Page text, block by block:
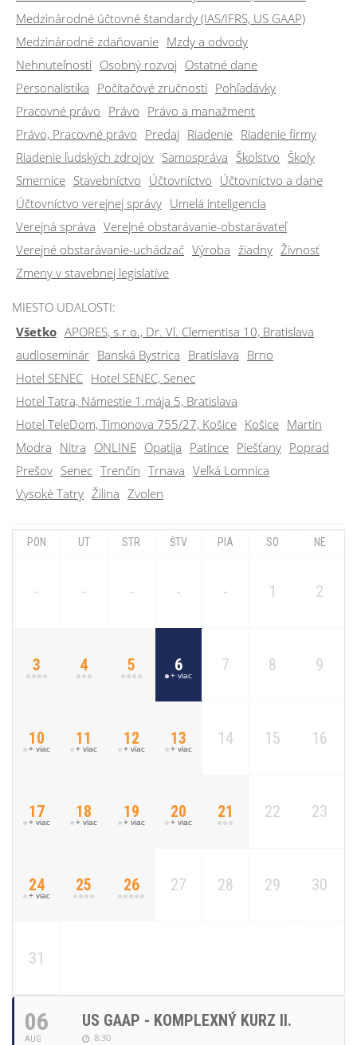
Medzinárodné účtovné štandardy (IAS/IFRS, US GAAP)
Medzinárodné zdaňovanie Mzdy a odvody
Nehnuteľnosti Osobný rozvoj Ostatné dane
Personalistika Počítačové zručnosti Pohľadávky
Pracovné právo Právo Právo a manažment
Právo, Pracovné právo Predaj Riadenie Riadenie firmy
Riadenie ľudských zdrojov Samospráva Školstvo Školy
Smernice Stavebníctvo Účtovníctvo Účtovníctvo a dane
Účtovníctvo verejnej správy Umelá inteligencia
Verejná správa Verejné obstarávanie-obstarávateľ
Verejné obstarávanie-uchádzač Výroba žiadny Živnosť
Zmeny v stavebnej legislatíve
MIESTO UDALOSTI:
Všetko APORES, s.r.o., Dr. Vl. Clementisa 10, Bratislava
audioseminár Banská Bystrica Bratislava Brno
Hotel SENEC Hotel SENEC, Senec
Hotel Tatra, Námestie 1.mája 5, Bratislava
Hotel TeleDom, Timonova 755/27, Košice Košice Martin
Modra Nitra ONLINE Opatija Patince Piešťany Poprad
Prešov Senec Trenčín Trnava Veľká Lomnica
Vysoké Tatry Žilina Zvolen
PON UT STR ŠTV PIA SO NE
- - - - - 1 2
3 4 5 6
+ viac
7 8 9
10
+ viac
11
+ viac
12
+ viac
13
+ viac
14 15 16
17
+ viac
18
+ viac
19
+ viac
20
+ viac
21 22 23
24
+ viac
25 26 27 28 29 30
31
06
AUG
US GAAP - KOMPLEXNÝ KURZ II.
8:30